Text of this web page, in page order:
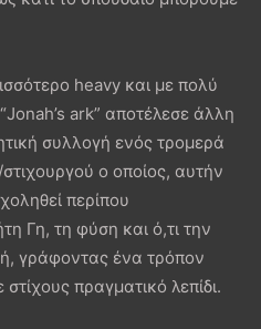
heavy και με πολύ
ark” αποτέλεσε άλλη
συλλογή ενός τρομερά
ο οποίος, αυτήν
περίπου
Γη, τη φύση και ό,τι την
γράφοντας ένα τρόπον
πραγματικό λεπίδι.